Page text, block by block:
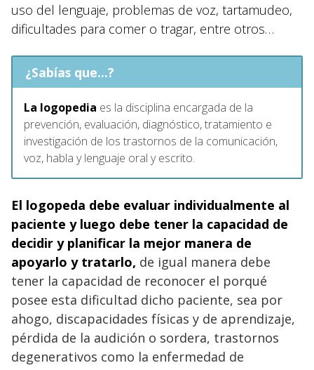
uso del lenguaje, problemas de voz, tartamudeo,
dificultades para comer o tragar, entre otros…
¿Sabías que...?
La logopedia es la disciplina encargada de la
prevención, evaluación, diagnóstico, tratamiento e
investigación de los trastornos de la comunicación,
voz, habla y lenguaje oral y escrito.
El logopeda debe evaluar individualmente al
paciente y luego debe tener la capacidad de
decidir y planificar la mejor manera de
apoyarlo y tratarlo, de igual manera debe
tener la capacidad de reconocer el porqué
posee esta dificultad dicho paciente, sea por
ahogo, discapacidades físicas y de aprendizaje,
pérdida de la audición o sordera, trastornos
degenerativos como la enfermedad de